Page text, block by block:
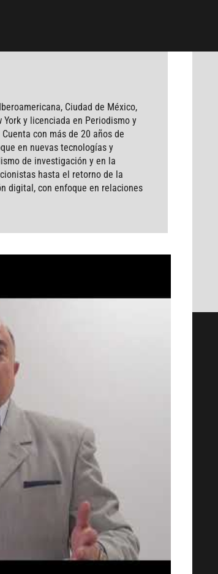
Ciudad de México,
y licenciada en Periodismo y
con más de 20 años de
en nuevas tecnologías y
de investigación y en la
hasta el retorno de la
digital, con enfoque en relaciones